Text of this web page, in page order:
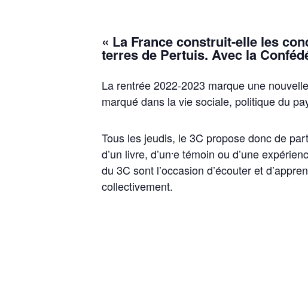
« La France construit-elle les
terres de Pertuis. Avec la
La rentrée 2022-2023 marque une
marqué dans la vie sociale, politique du
Tous les jeudis, le 3C propose donc de
d’un livre, d’un⸱e témoin ou d’une
du 3C sont l’occasion d’écouter et
collectivement.